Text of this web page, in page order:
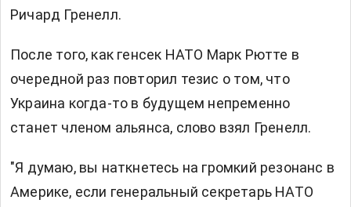
Ричард Гренелл.
После того, как генсек НАТО Марк Рютте в
очередной раз повторил тезис о том, что
Украина когда-то в будущем непременно
станет членом альянса, слово взял Гренелл.
"Я думаю, вы наткнетесь на громкий резонанс в
Америке, если генеральный секретарь НАТО